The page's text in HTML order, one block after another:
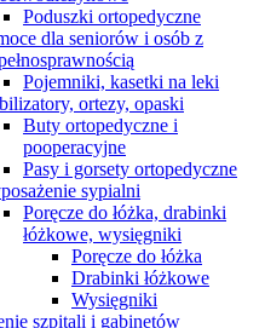
Poduszki ortopedyczne
dla seniorów i osób z
Pojemniki, kasetki na leki
ortezy, opaski
Buty ortopedyczne i
pooperacyjne
Pasy i gorsety ortopedyczne
sypialni
Poręcze do łóżka, drabinki
łóżkowe, wysięgniki
Poręcze do łóżka
Drabinki łóżkowe
Wysięgniki
szpitali i gabinetów